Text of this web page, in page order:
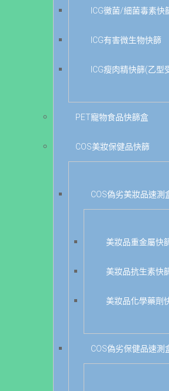
ICG黴菌/細菌毒素快
ICG有害微生物快篩
ICG瘦肉精快篩(乙型
PET寵物食品快篩盒
COS美妝保健品快篩
COS偽劣美妝品速測
美妝品重金屬快
美妝品抗生素快
美妝品化學藥劑
COS偽劣保健品速測